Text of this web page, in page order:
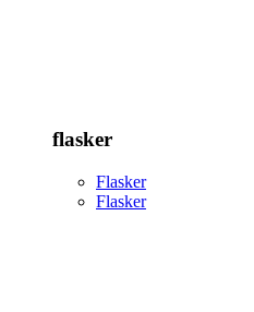
flasker
Flasker
Flasker